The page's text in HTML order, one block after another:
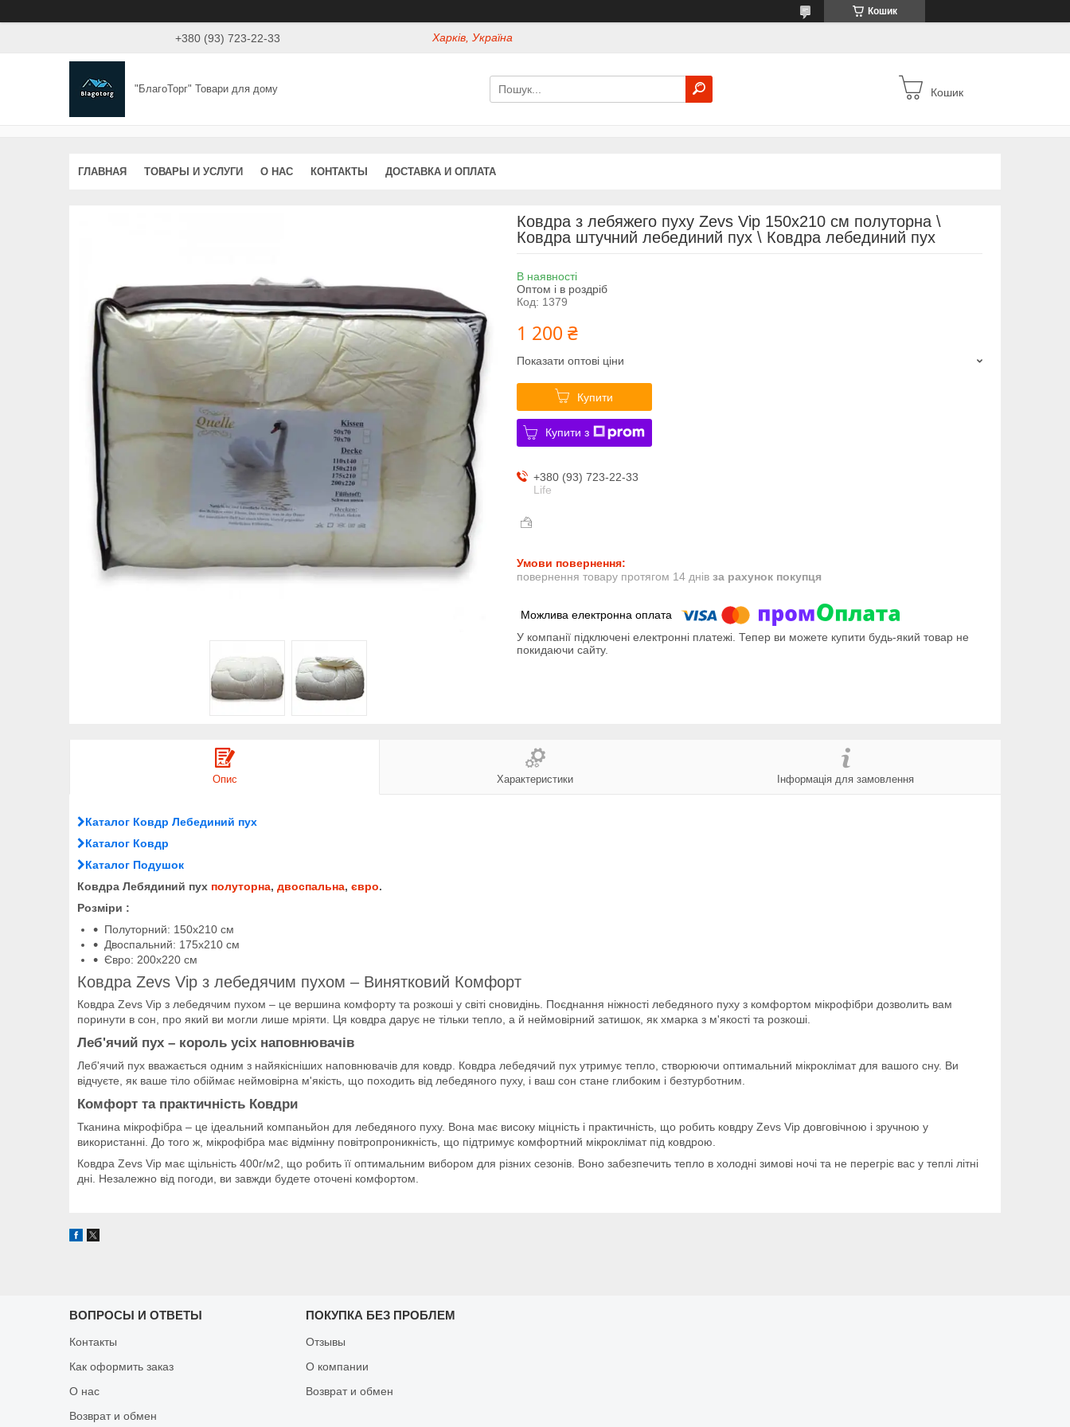
Кошик
+380 (93) 723-22-33 Харків, Україна
"БлагоТорг" Товари для дому Кошик
ГЛАВНАЯ ТОВАРЫ И УСЛУГИ О НАС КОНТАКТЫ ДОСТАВКА И ОПЛАТА
Ковдра з лебяжего пуху Zevs Vip 150х210 см полуторна \
Ковдра штучний лебединий пух \ Ковдра лебединий пух
В наявності
Оптом і в роздріб
Код: 1379
1 200 ₴
Показати оптові ціни
Купити
Купити з
+380 (93) 723-22-33
Life
повернення товару протягом 14 днів за рахунок покупця
У компанії підключені електронні платежі. Тепер ви можете купити будь-який товар не
покидаючи сайту.
Опис Характеристики Інформація для замовлення
Каталог Ковдр Лебединий пух
Каталог Ковдр
Каталог Подушок
Ковдра Лебядиний пух полуторна, двоспальна, євро.
Розміри :
Полуторний: 150х210 см
Двоспальний: 175х210 см
Євро: 200х220 см
Ковдра Zevs Vip з лебедячим пухом – Винятковий Комфорт
Ковдра Zevs Vip з лебедячим пухом – це вершина комфорту та розкоші у світі сновидінь. Поєднання ніжності лебедяного пуху з комфортом мікрофібри дозволить вам
поринути в сон, про який ви могли лише мріяти. Ця ковдра дарує не тільки тепло, а й неймовірний затишок, як хмарка з м'якості та розкоші.
Леб'ячий пух – король усіх наповнювачів
Леб'ячий пух вважається одним з найякісніших наповнювачів для ковдр. Ковдра лебедячий пух утримує тепло, створюючи оптимальний мікроклімат для вашого сну. Ви
відчуєте, як ваше тіло обіймає неймовірна м'якість, що походить від лебедяного пуху, і ваш сон стане глибоким і безтурботним.
Комфорт та практичність Ковдри
Тканина мікрофібра – це ідеальний компаньйон для лебедяного пуху. Вона має високу міцність і практичність, що робить ковдру Zevs Vip довговічною і зручною у
використанні. До того ж, мікрофібра має відмінну повітропроникність, що підтримує комфортний мікроклімат під ковдрою.
Ковдра Zevs Vip має щільність 400г/м2, що робить її оптимальним вибором для різних сезонів. Воно забезпечить тепло в холодні зимові ночі та не перегріє вас у теплі літні
дні. Незалежно від погоди, ви завжди будете оточені комфортом.
ВОПРОСЫ И ОТВЕТЫ
Контакты
Как оформить заказ
О нас
Возврат и обмен
ПОКУПКА БЕЗ ПРОБЛЕМ
Отзывы
О компании
Возврат и обмен